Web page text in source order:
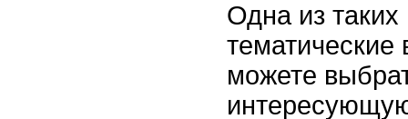
Одна из таких
можете